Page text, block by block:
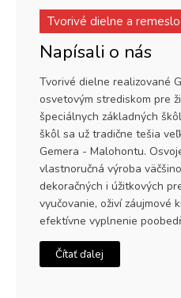
Tvorivé dielne a remeslo
Napísali o nás
Tvorivé dielne realizované
osvetovým strediskom pre
špeciálnych základných
škôl sa už tradične tešia
Gemera - Malohontu.
vlastnoručná výroba
dekoračných i úžitkových
vyučovanie, oživí záujmové
efektívne vyplnenie
Čítať ďalej